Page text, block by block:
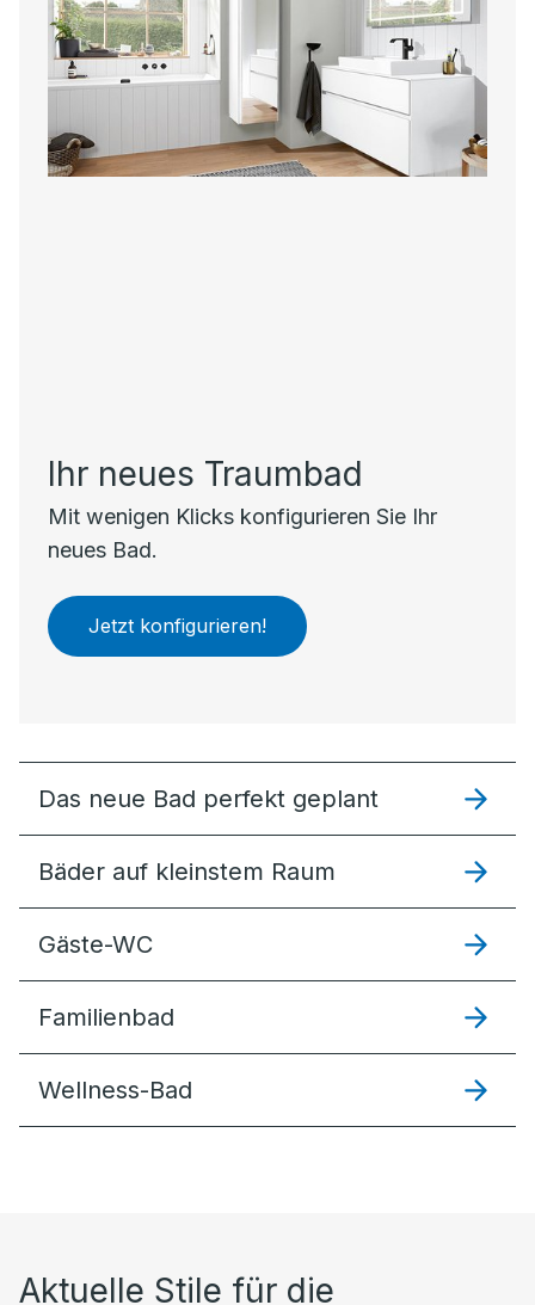
Ihr neues Traumbad
Mit wenigen Klicks konfigurieren Sie Ihr
neues Bad.
Jetzt konfigurieren!
Das neue Bad perfekt geplant
Bäder auf kleinstem Raum
Gäste-WC
Familienbad
Wellness-Bad
Aktuelle Stile für die